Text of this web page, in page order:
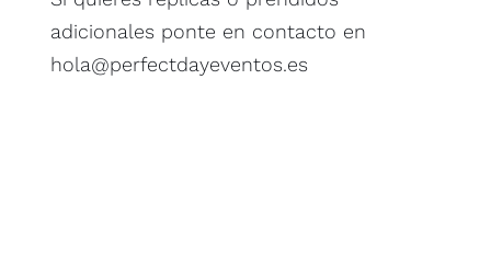
adicionales ponte en contacto en
hola@perfectdayeventos.es